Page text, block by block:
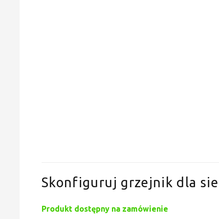
Skonfiguruj grzejnik dla
Produkt dostępny na zamówienie